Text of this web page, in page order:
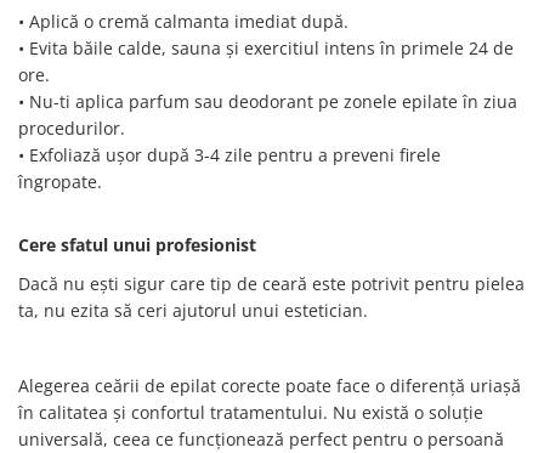
• Aplică o cremă calmanta imediat după.
• Evita băile calde, sauna și exercitiul intens în primele 24 de
ore.
• Nu-ti aplica parfum sau deodorant pe zonele epilate în ziua
procedurilor.
• Exfoliază ușor după 3-4 zile pentru a preveni firele
îngropate.
Cere sfatul unui profesionist
Dacă nu ești sigur care tip de ceară este potrivit pentru pielea
ta, nu ezita să ceri ajutorul unui estetician.
Alegerea ceării de epilat corecte poate face o diferență uriașă
în calitatea și confortul tratamentului. Nu există o soluție
universală, ceea ce funcționează perfect pentru o persoană